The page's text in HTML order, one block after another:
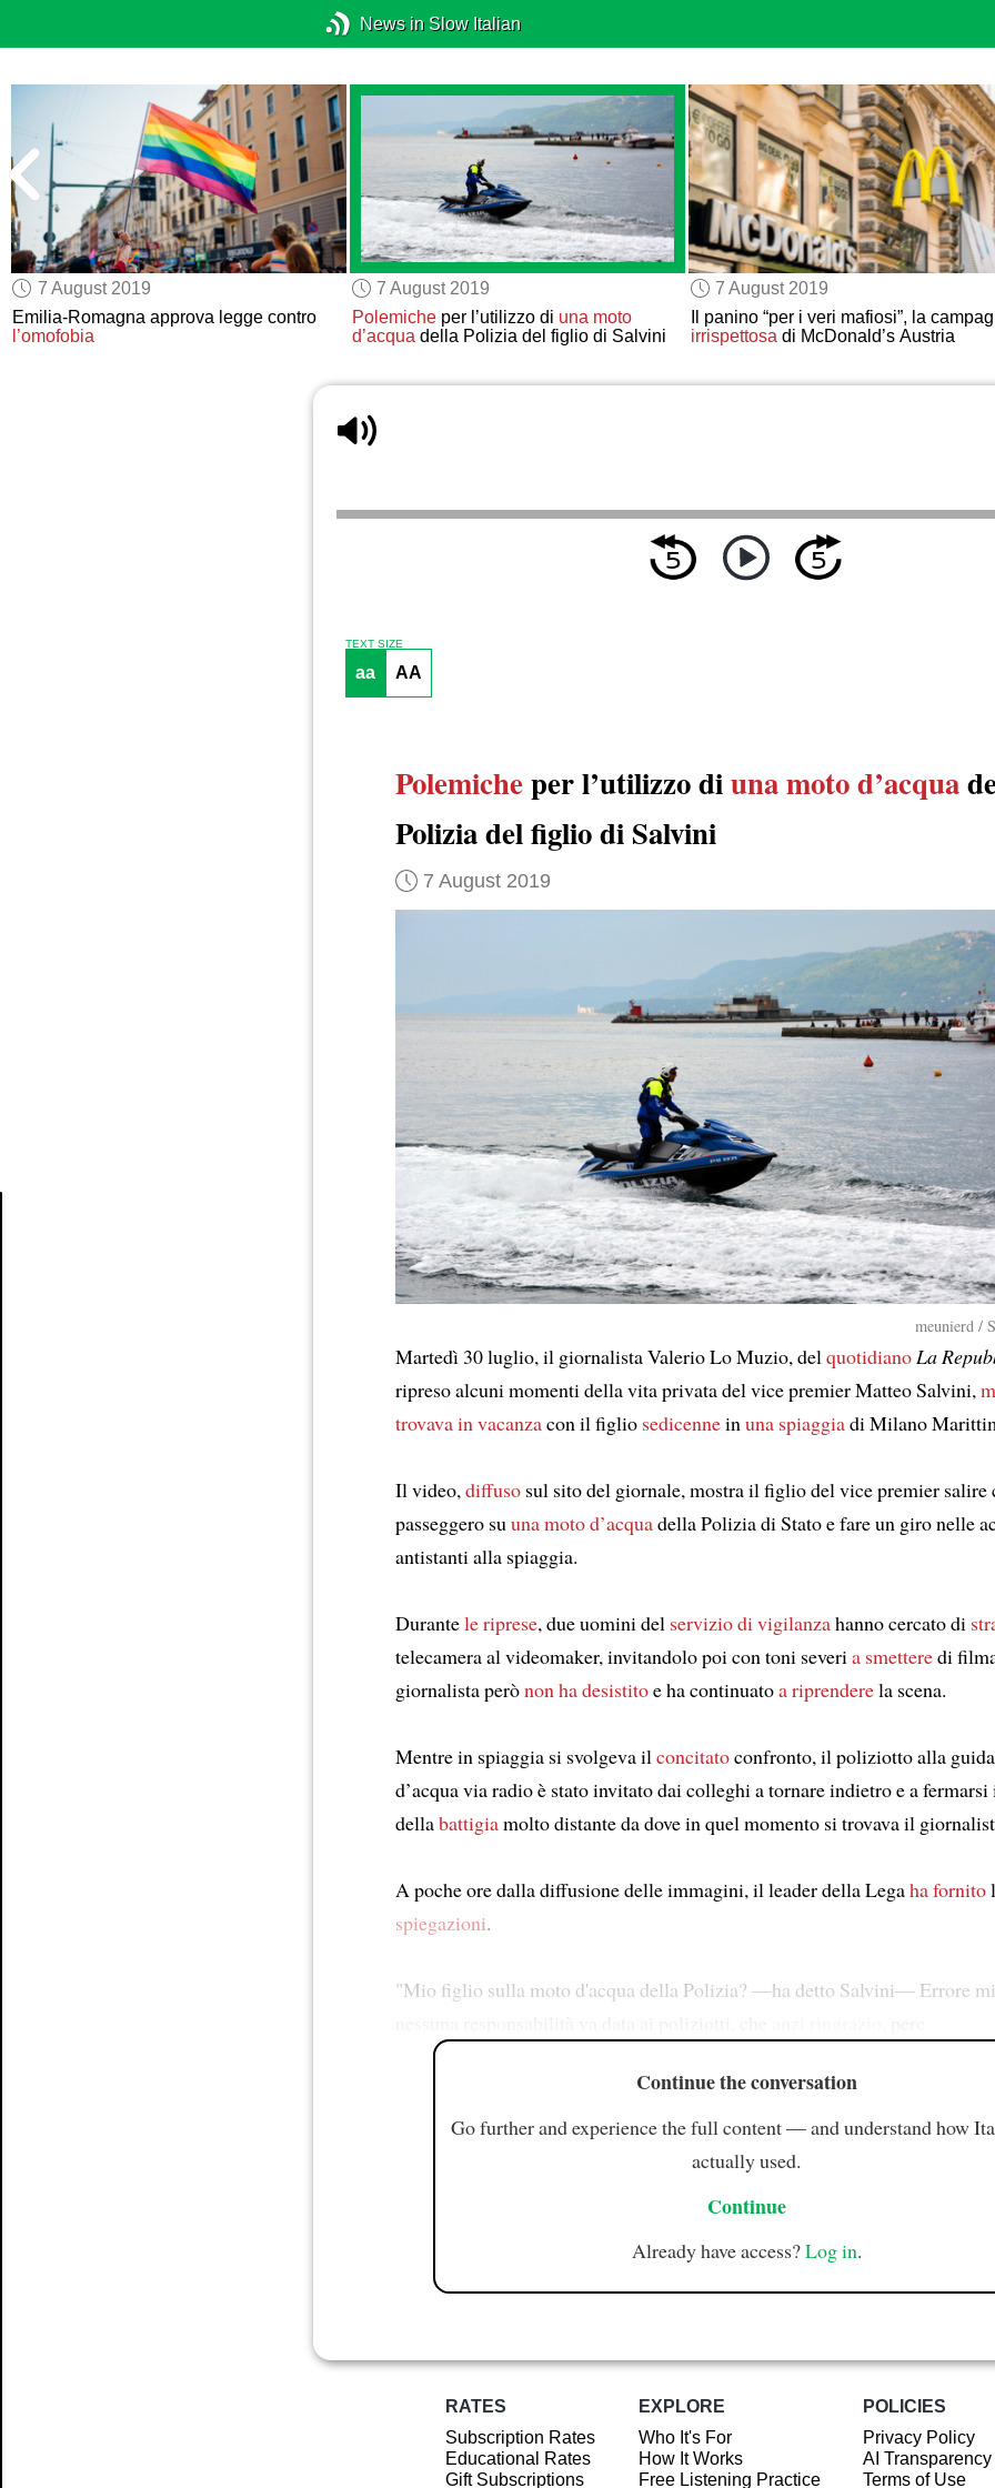
News in Slow Italian
7 August 2019
Emilia-Romagna approva legge contro
l’omofobia
7 August 2019
Polemicheper l’utilizzo di una moto
d’acquadella Polizia del figlio di Salvini
7 August 2019
Il panino “per i veri mafiosi”, la
irrispettosadi McDonald’s Austria
TEXT SIZE
aa AA
Polemicheper l’utilizzo diuna moto d’acqua
Polizia del figlio di Salvini
7 August 2019
meunierd /
Martedì 30 luglio, il giornalista Valerio Lo Muzio, del quotidiano La
ripreso alcuni momenti della vita privata del vice premier Matteo Salvini,
trovava in vacanzacon il figlio sedicennein una spiaggiadi Milano
Il video, diffuso sul sito del giornale, mostra il figlio del vice premier salire
passeggero su una moto d’acquadella Polizia di Stato e fare un giro nelle
antistanti alla spiaggia.
Durantele riprese, due uomini del servizio di vigilanzahanno cercato di
telecamera al videomaker, invitandolo poi con toni severi a smetteredi
giornalista perònon ha desistitoe ha continuatoa riprenderela scena.
Mentre in spiaggia si svolgeva il concitatoconfronto, il poliziotto alla
d’acqua via radio è stato invitato dai colleghi a tornare indietro e a
dellabattigiamolto distante da dove in quel momento si trovava il
A poche ore dalla diffusione delle immagini, il leader della Legaha fornito
spiegazioni.
"Mio figlio sulla moto d'acqua della Polizia? —ha detto Salvini— Errore
Continue the conversation
Go further and experience the full content — and understand how
actually used.
Continue
Already have access?Log in.
RATES
Subscription Rates
Educational Rates
Gift Subscriptions
EXPLORE
Who It's For
How It Works
Free Listening Practice
POLICIES
Privacy Policy
AI
Terms of Use